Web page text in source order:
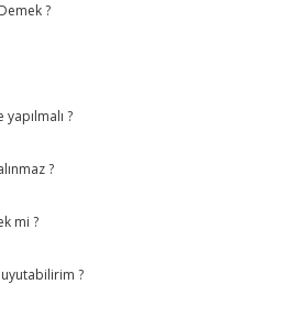
?
yapılmalı ?
?
mi ?
uyutabilirim ?